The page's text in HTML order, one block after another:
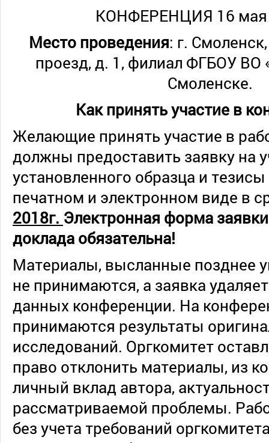
КОНФЕРЕНЦИЯ 16
Место проведения: г.
проезд, д. 1, филиал ФГБОУ
Смоленске.
Как принять участие в
Желающие принять участие в
должны предоставить заявку на
установленного образца и
печатном и электронном виде в
2018г. Электронная форма
доклада обязательна!
Материалы, высланные позднее
не принимаются, а заявка
данных конференции. На
принимаются результаты
исследований. Оргкомитет
право отклонить материалы, из
личный вклад автора,
рассматриваемой проблемы.
без учета требований